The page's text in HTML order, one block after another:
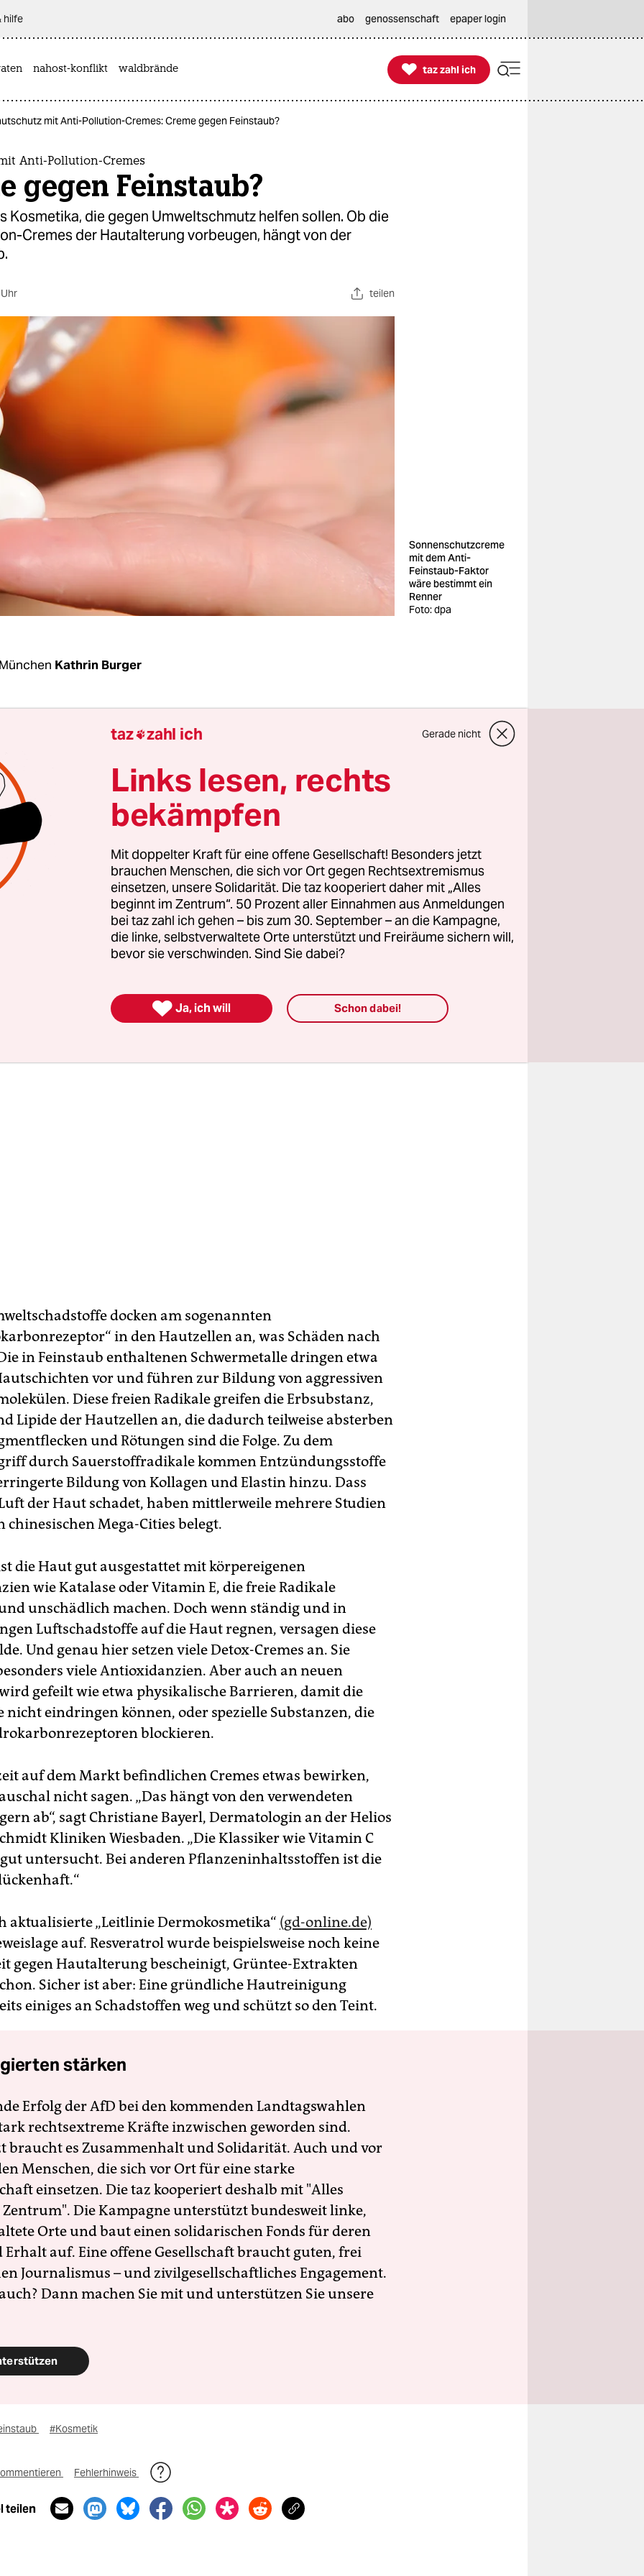
hilfe abo genossenschaft epaper login
nahost-konflikt waldbrände 
taz zahl ich
taz zahl ich
mit Anti-Pollution-Cremes: Creme gegen Feinstaub?
Anti-Pollution-Cremes
gegen Feinstaub?
Kosmetika, die gegen Umweltschmutz helfen sollen. Ob die
Cremes der Hautalterung vorbeugen, hängt von der
teilen
Sonnenschutzcreme
mit dem Anti-
Feinstaub-Faktor
wäre bestimmt ein
Renner
Foto: dpa
Kathrin Burger
in großen Städten beschert den Bewohnern nicht nur eine
an Atemwegserkrankungen, Allergien, Herz-Kreislauf-
und psychischen Leiden. Auch die Haut, das größte
Organ, wird in Mitleidenschaft gezogen. Grund dafür ist,
immer mehr Rußpartikel, Stickoxide, Flüchtige organische
(VOCs) und Schwermetalle auf sie einprasseln. So altert
Städtern schneller. Zudem erkranken Stadtbewohner
Neurodermitis und Hautkrebs.
schnellen Luftverbesserungsmaßnahmen in Sicht
die Kosmetikindustrie seit geraumer Zeit Abhilfe
für Alterungsprozesse. „Anti-Pollution-Kosmetik“ heißt die
Algen, Grüntee- oder madegassischen Aphloia-Extrakten
docken am sogenannten
in den Hautzellen an, was Schäden nach
in Feinstaub enthaltenen Schwermetalle dringen etwa
vor und führen zur Bildung von aggressiven
Diese freien Radikale greifen die Erbsubstanz,
Lipide der Hautzellen an, die dadurch teilweise absterben
und Rötungen sind die Folge. Zu dem
durch Sauerstoffradikale kommen Entzündungsstoffe
Bildung von Kollagen und Elastin hinzu. Dass
der Haut schadet, haben mittlerweile mehrere Studien
chinesischen Mega-Cities belegt.
die Haut gut ausgestattet mit körpereigenen
wie Katalase oder Vitamin E, die freie Radikale
unschädlich machen. Doch wenn ständig und in
Luftschadstoffe auf die Haut regnen, versagen diese
Und genau hier setzen viele Detox-Cremes an. Sie
viele Antioxidanzien. Aber auch an neuen
gefeilt wie etwa physikalische Barrieren, damit die
nicht eindringen können, oder spezielle Substanzen, die
blockieren.
auf dem Markt befindlichen Cremes etwas bewirken,
nicht sagen. „Das hängt von den verwendeten
ab“, sagt Christiane Bayerl, Dermatologin an der Helios
Kliniken Wiesbaden. „Die Klassiker wie Vitamin C
untersucht. Bei anderen Pflanzeninhaltsstoffen ist die
aktualisierte „Leitlinie Dermokosmetika“ (gd-online.de)
auf. Resveratrol wurde beispielsweise noch keine
gegen Hautalterung bescheinigt, Grüntee-Extrakten
Sicher ist aber: Eine gründliche Hautreinigung
einiges an Schadstoffen weg und schützt so den Teint.
stärken
Erfolg der AfD bei den kommenden Landtagswahlen
rechtsextreme Kräfte inzwischen geworden sind.
braucht es Zusammenhalt und Solidarität. Auch und vor
Menschen, die sich vor Ort für eine starke
einsetzen. Die taz kooperiert deshalb mit "Alles
Die Kampagne unterstützt bundesweit linke,
Orte und baut einen solidarischen Fonds für deren
Erhalt auf. Eine offene Gesellschaft braucht guten, frei
Journalismus – und zivilgesellschaftliches Engagement.
Dann machen Sie mit und unterstützen Sie unsere
#Kosmetik
Fehlerhinweis
teilen
taz zahl ich Gerade nicht
Links lesen, rechts
bekämpfen
Mit doppelter Kraft für eine offene Gesellschaft! Besonders jetzt
brauchen Menschen, die sich vor Ort gegen Rechtsextremismus
einsetzen, unsere Solidarität. Die taz kooperiert daher mit „Alles
beginnt im Zentrum“. 50 Prozent aller Einnahmen aus Anmeldungen
bei taz zahl ich gehen – bis zum 30. September – an die Kampagne,
die linke, selbstverwaltete Orte unterstützt und Freiräume sichern will,
bevor sie verschwinden. Sind Sie dabei?
 Ja, ich will Schon dabei!